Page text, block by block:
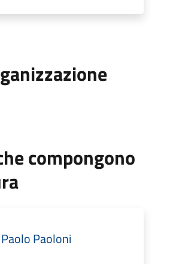
compongono
Paolo Paoloni